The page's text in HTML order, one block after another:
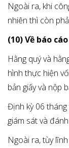
Ngoài ra, khi
nhiên thì còn
(10) Về báo
Hằng quý và
hình thực hiện
bản giấy và nộp
Định kỳ 06
giám sát và
Ngoài ra, tùy